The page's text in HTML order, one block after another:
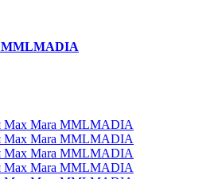
MMLMADIA